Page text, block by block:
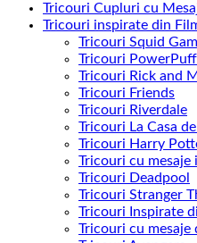
Tricouri Cupluri cu
Tricouri inspirate din
Tricouri Squid
Tricouri
Tricouri Rick and
Tricouri Friends
Tricouri Riverdale
Tricouri La Casa de
Tricouri Harry
Tricouri cu mesaje
Tricouri Deadpool
Tricouri Stranger
Tricouri Inspirate
Tricouri cu mesaje